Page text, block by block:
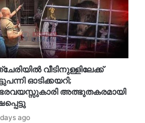
വീടിനുള്ളിലേക്ക്
ഓടിക്കയറി;
അത്ഭുതകരമായി
ago